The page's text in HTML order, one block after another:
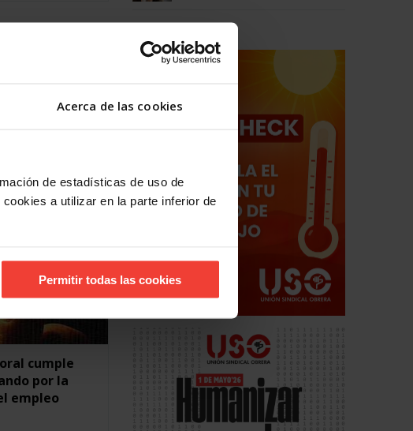
Acerca de las cookies
de estadísticas de uso de
a utilizar en la parte inferior de
Permitir todas las cookies
cumple
por la
empleo